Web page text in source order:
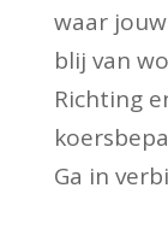
waar
blij van
Richting
Ga in